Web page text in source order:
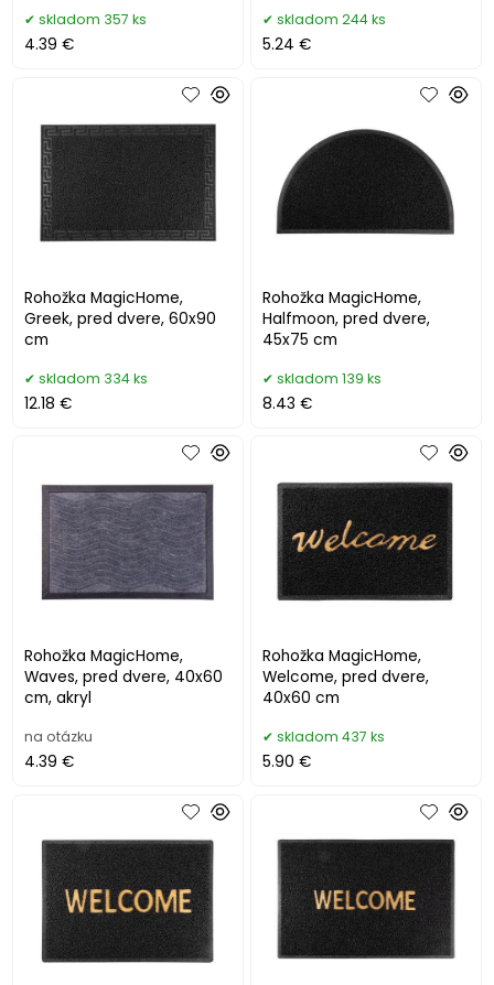
skladom 357 ks
4.39 €
skladom 244 ks
5.24 €
Rohožka MagicHome,
Greek, pred dvere, 60x90
cm
skladom 334 ks
12.18 €
Rohožka MagicHome,
Halfmoon, pred dvere,
45x75 cm
skladom 139 ks
8.43 €
Rohožka MagicHome,
Waves, pred dvere, 40x60
cm, akryl
na otázku
4.39 €
Rohožka MagicHome,
Welcome, pred dvere,
40x60 cm
skladom 437 ks
5.90 €